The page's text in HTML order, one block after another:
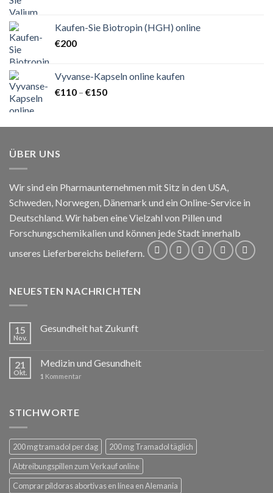
€170
Kaufen-Sie Biotropin (HGH) online
€200
Vyvanse-Kapseln online kaufen
€110 – €150Preisspanne:
€150
ÜBER UNS
Wir sind ein Pharmaunternehmen mit Sitz in den USA,
Schweden, Norwegen, Dänemark und ein Online-Service in
Deutschland. Wir haben eine Vielzahl von Pillen und
Forschungschemikalien und können jede Stadt innerhalb
unseres Lieferbereichs beliefern.
NEUESTEN NACHRICHTEN
15
Nov.
Gesundheit hat Zukunft
21
Okt.
Medizin und Gesundheit
1 Kommentar
STICHWORTE
200 mg tramadol per dag
200 mg Tramadol täglich
Abtreibungspillen zum Verkauf online
Comprar píldoras abortivas en línea en Alemania